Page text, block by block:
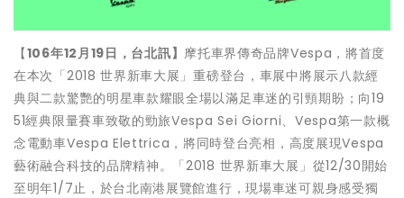
【106年12 月19日，台北訊】 摩托車界傳奇品牌Vespa，將首度
在本次「2018 世界新車大展」重磅登台，車展中將展示八款經
典與二款驚艷的明星車款耀眼全場以滿足車迷的引頸期盼；向19
51經典限量賽車致敬的勁旅Vespa Sei Giorni、Vespa第一款概
念電動車Vespa Elettrica，將同時登台亮相，高度展現Vespa
藝術融合科技的品牌精神。「2018 世界新車大展」從12/30開始
至明年1/7止，於台北南港展覽館進行，現場車迷可親身感受獨